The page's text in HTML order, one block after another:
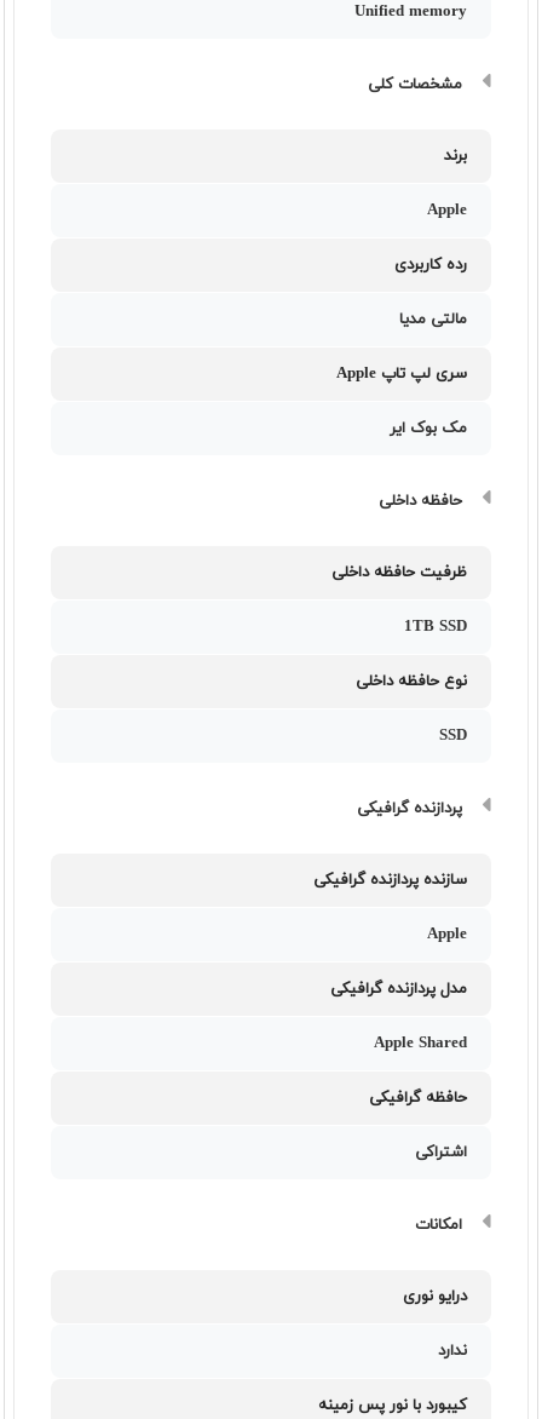
Unified memory
مشخصات کلی
برند
Apple
رده کاربردی
مالتی مدیا
سری لپ تاپ Apple
مک بوک ایر
حافظه داخلی
ظرفیت حافظه داخلی
1TB SSD
نوع حافظه داخلی
SSD
پردازنده گرافیکی
سازنده پردازنده گرافیکی
Apple
مدل پردازنده گرافیکی
Apple Shared
حافظه گرافیکی
اشتراکی
امکانات
درایو نوری
ندارد
کیبورد با نور پس زمینه